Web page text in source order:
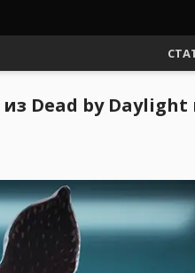
Dead by Daylight